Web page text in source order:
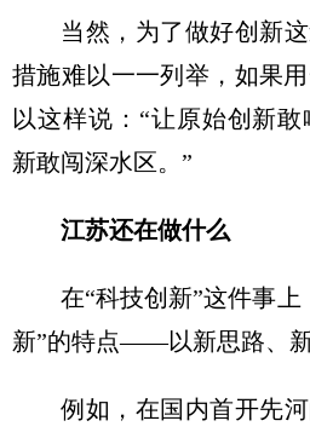
当然，为了做好创新
措施难以一一列举，如果
以这样说：“让原始创新
新敢闯深水区。”
江苏还在做什么
在“科技创新”这件事上
新”的特点——以新思路、新
例如，在国内首开先河